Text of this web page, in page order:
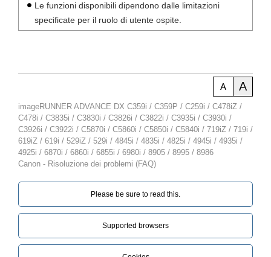
Le funzioni disponibili dipendono dalle limitazioni
specificate per il ruolo di utente ospite.
imageRUNNER ADVANCE DX C359i / C359P / C259i / C478iZ /
C478i / C3835i / C3830i / C3826i / C3822i / C3935i / C3930i /
C3926i / C3922i / C5870i / C5860i / C5850i / C5840i / 719iZ / 719i /
619iZ / 619i / 529iZ / 529i / 4845i / 4835i / 4825i / 4945i / 4935i /
4925i / 6870i / 6860i / 6855i / 6980i / 8905 / 8995 / 8986
Canon - Risoluzione dei problemi (FAQ)
Please be sure to read this.‎
Supported browsers
A A